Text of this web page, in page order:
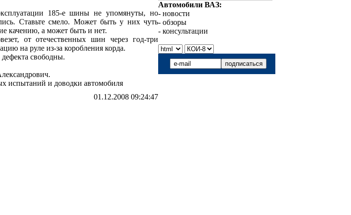
185-е шины не упомянуты, но
Ставьте смело. Может быть у них чуть
качению, а может быть и нет.
от отечественных шин через год-три
на руле из-за коробления корда.
свободны.
испытаний и доводки автомобиля
01.12.2008 09:24:47
Автомобили ВАЗ:
- новости
- обзоры
- консультации